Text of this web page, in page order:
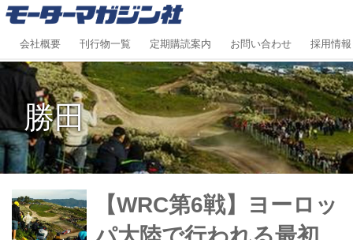
会社概要 刊行物一覧 定期購読案内 お問い合わせ 採用情報
勝田
【WRC第6戦】ヨーロッ